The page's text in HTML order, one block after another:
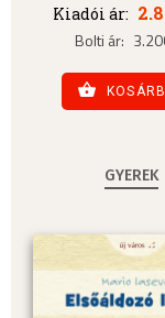
Kiadói ár:
Bolti ár:
GYEREK